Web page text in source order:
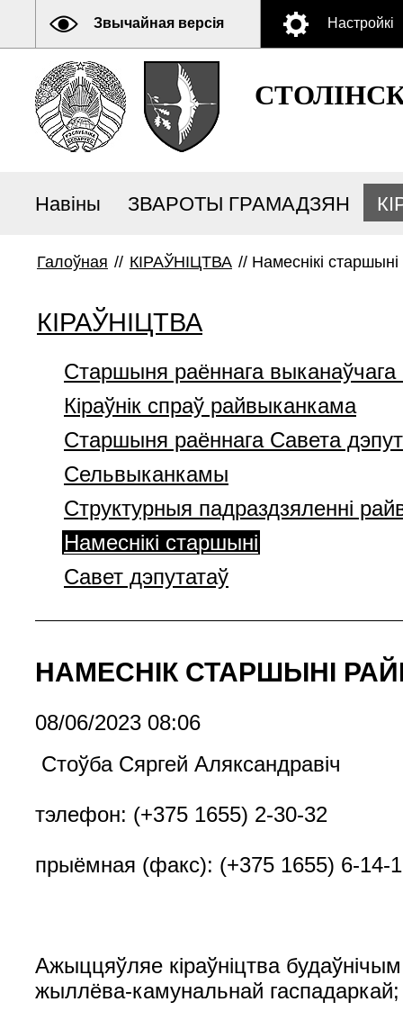
Звычайная версія Настройкі
Навіны ЗВАРОТЫ ГРАМАДЗЯН
Галоўная // КІРАЎНІЦТВА // Намеснікі старшыні
КІРАЎНІЦТВА
Старшыня раённага выканаўчага
Кіраўнік спраў райвыканкама
Старшыня раённага Савета
Cельвыканкамы
Структурныя падраздзяленні
Намеснікі старшыні
Савет дэпутатаў
НАМЕСНІК СТАРШЫНІ
08/06/2023 08:06
Стоўба Сяргей Аляксандравіч
тэлефон: (+375 1655) 2-30-32
прыёмная (факс): (+375 1655) 6-14-
Ажыццяўляе кіраўніцтва
жыллёва-камунальнай гаспадаркай;